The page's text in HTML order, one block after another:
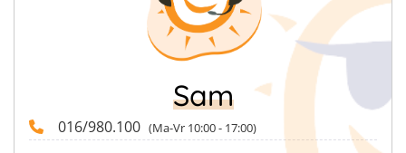
Sam
016/980.100 (Ma-Vr 10:00 - 17:00)